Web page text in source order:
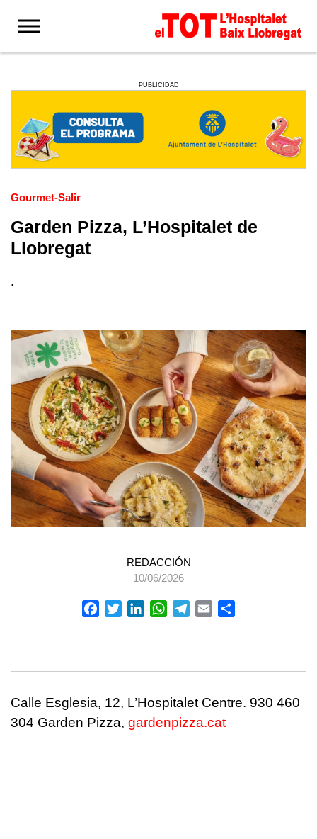
PUBLICIDAD
Gourmet-Salir
Garden Pizza, L’Hospitalet de
Llobregat
.
REDACCIÓN
10/06/2026
FacebookTwitterLinkedInWhatsApp
Telegram
Email
Calle Esglesia, 12, L’Hospitalet Centre. 930 460
304 Garden Pizza, gardenpizza.cat